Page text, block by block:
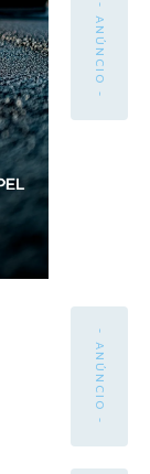
- ANÚNCIO -
- ANÚNCIO -